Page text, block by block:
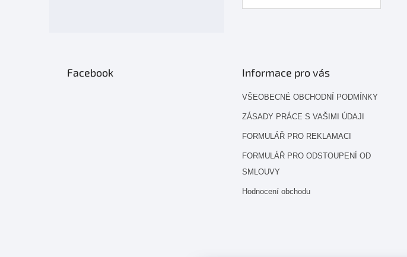
Facebook Informace pro vás
VŠEOBECNÉ OBCHODNÍ PODMÍNKY
ZÁSADY PRÁCE S VAŠIMI ÚDAJI
FORMULÁŘ PRO REKLAMACI
FORMULÁŘ PRO ODSTOUPENÍ OD
SMLOUVY
Hodnocení obchodu